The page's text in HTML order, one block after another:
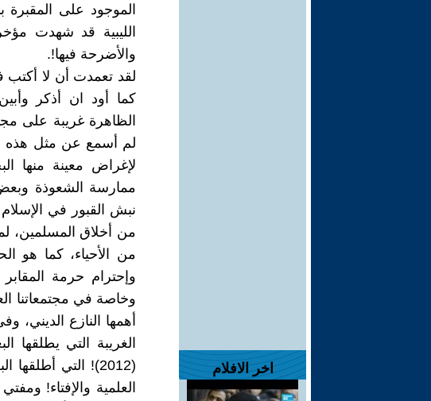
اخر الافلام
الموجود على
الليبية قد شهدت
والأضرحة فيها!.
لقد تعمدت أن لا أكتب
كما أود ان أذكر
الظاهرة غريبة على
لم أسمع عن مثل هذه
لإغراض معينة منها
ممارسة الشعوذة
نبش القبور في
من أخلاق المسلمين،
من الأحياء، كما هو
وإحترام حرمة
وخاصة في مجتمعاتنا
أهمها النازع
الغريبة التي
(2012)! التي
العلمية والإفتاء!